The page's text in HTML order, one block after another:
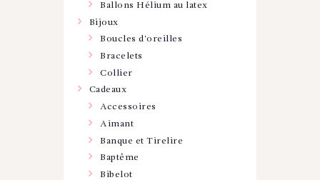
Ballons Hélium au latex
Bijoux
Boucles d'oreilles
Bracelets
Collier
Cadeaux
Accessoires
Aimant
Banque et Tirelire
Baptême
Bibelot